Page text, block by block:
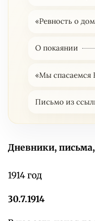
«Ревность о
О покаянии
«Мы спасаемся
Письмо из
Дневники,
1914 год
30.7.1914